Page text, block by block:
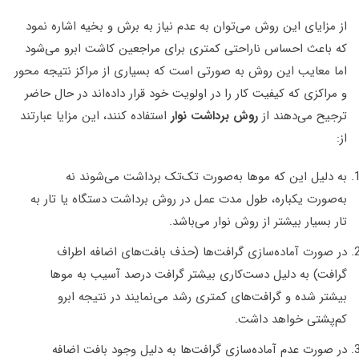
از مزایای این روش می‌توان به عدم نیاز به برش و بخیه اشاره نمود
که باعث احساس ناراحتی کمتری برای مراجعین کاشت ابرو می‌شود
اما معایب این روش به صورتی است که بسیاری از مراکز نتیجه محور
و مراکزی که کیفیت کار را در اولویت خود قرار داده‌اند در حال حاضر
ترجیح می‌دهند از روش برداشت نوار استفاده کنند، این مزایا عبارتند
از:
به دلیل این که موها به‌صورت تک‌تک برداشت می‌شوند نه
به‌صورت یکباره، طول مدت عمل در روش برداشت دستگاه یا تار به
تار بسیار بیشتر از روش نوار می‌باشد.
در صورت آماده‌سازی گرافت‌ها (حذف بافت‌های اضافه اطراف
گرافت) به دلیل دست‌کاری بیشتر گرافت درصد آسیب به موها
بیشتر شده و گرافت‌های کمتری رشد می‌نمایند در نتیجه ابرو
کم‌پشتی خواهد داشت.
در صورت عدم آماده‌سازی گرافت‌ها به دلیل وجود بافت اضافه